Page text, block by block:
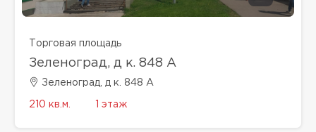
Торговая площадь
Зеленоград, д к. 848 А
Зеленоград, д к. 848 А
210 кв.м. 1 этаж